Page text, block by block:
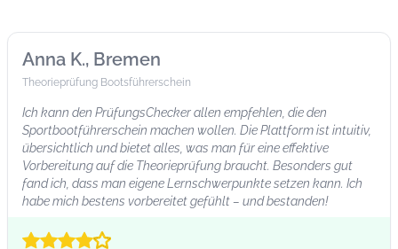
Anna K., Bremen
Theorieprüfung Bootsführerschein
Ich kann den PrüfungsChecker allen empfehlen, die den
Sportbootführerschein machen wollen. Die Plattform ist intuitiv,
übersichtlich und bietet alles, was man für eine effektive
Vorbereitung auf die Theorieprüfung braucht. Besonders gut
fand ich, dass man eigene Lernschwerpunkte setzen kann. Ich
habe mich bestens vorbereitet gefühlt – und bestanden!